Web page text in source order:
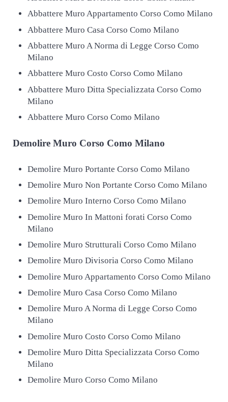
Abbattere Muro Appartamento Corso Como Milano
Abbattere Muro Casa Corso Como Milano
Abbattere Muro A Norma di Legge Corso Como
Milano
Abbattere Muro Costo Corso Como Milano
Abbattere Muro Ditta Specializzata Corso Como
Milano
Abbattere Muro Corso Como Milano
DemolireMuro Corso Como Milano
Demolire Muro Portante Corso Como Milano
Demolire Muro Non Portante Corso Como Milano
Demolire Muro Interno Corso Como Milano
Demolire Muro In Mattoni forati Corso Como
Milano
Demolire Muro Strutturali Corso Como Milano
Demolire Muro Divisoria Corso Como Milano
Demolire Muro Appartamento Corso Como Milano
Demolire Muro Casa Corso Como Milano
Demolire Muro A Norma di Legge Corso Como
Milano
Demolire Muro Costo Corso Como Milano
Demolire Muro Ditta Specializzata Corso Como
Milano
Demolire Muro Corso Como Milano